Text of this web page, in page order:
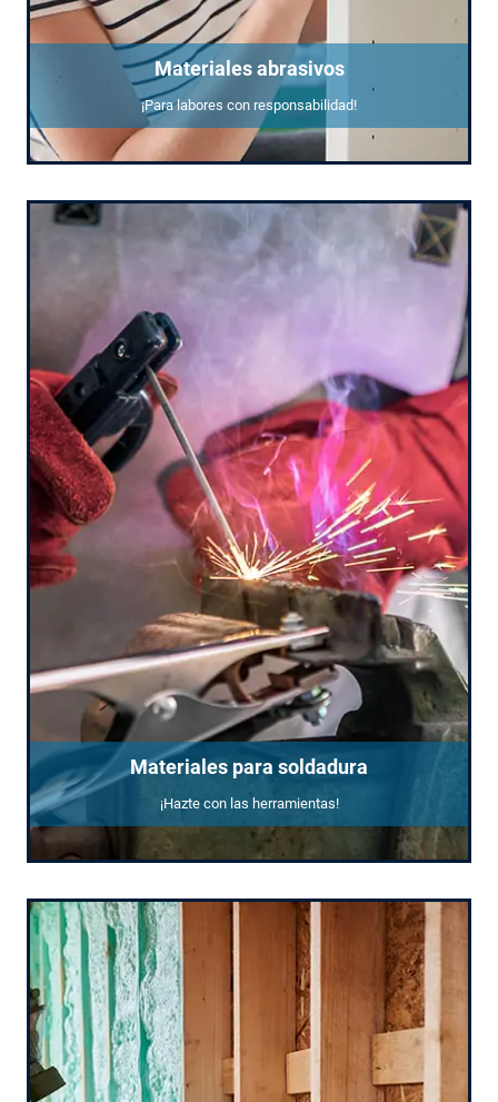
Materiales abrasivos
¡Para labores con responsabilidad!
Materiales para soldadura
¡Hazte con las herramientas!